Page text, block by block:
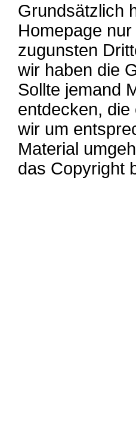
Grundsätzlich
Homepage
zugunsten
wir haben die
Sollte jemand
entdecken,
wir um
Material
das Copyright